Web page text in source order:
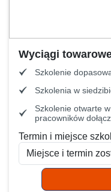
Wyciągi
Szkolenie
Szkolenia w
Szkolenie otwarte
pracowników
Termin i miejsce